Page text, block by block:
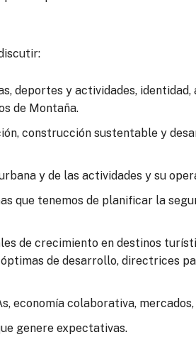
deportes y actividades,
de Montaña.
construcción sustentable y
y de las actividades y su
que tenemos de planificar la
de crecimiento en destinos
de desarrollo, directrices
economía colaborativa,
genere expectativas.